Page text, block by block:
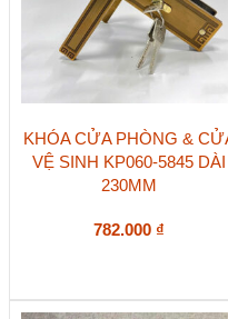
KHÓA CỬA PHÒNG &
VỆ SINH KP060-5845 DÀI
230MM
782.000 ₫